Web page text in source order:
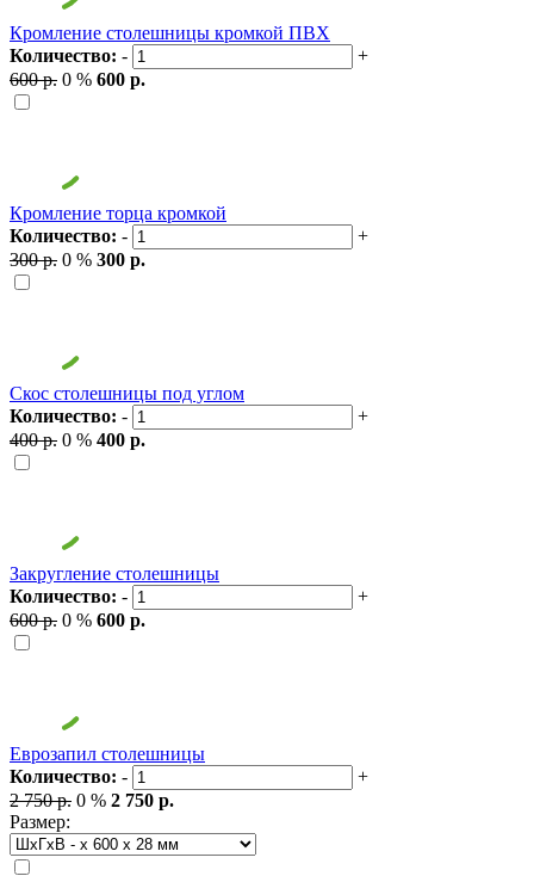
Кромление столешницы кромкой ПВХ
Количество: -
+
600 р. 0 % 600 р.
Кромление торца кромкой
Количество: -
+
300 р. 0 % 300 р.
Скос столешницы под углом
Количество: -
+
400 р. 0 % 400 р.
Закругление столешницы
Количество: -
+
600 р. 0 % 600 р.
Еврозапил столешницы
Количество: -
+
2 750 р. 0 % 2 750 р.
Размер: